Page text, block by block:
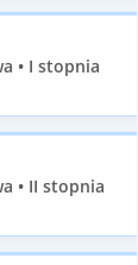
• I stopnia
• II stopnia